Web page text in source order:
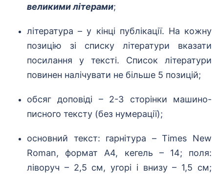
великими літерами;
література – у кінці публікації. На кожну
позицію зі списку літератури вказати
посилання у тексті. Список літератури
повинен налічувати не більше 5 позицій;
обсяг доповіді – 2-3 сторінки машино-
писного тексту (без нумерації);
основний текст: гарнітура – Times New
Roman, формат А4, кегель – 14; поля:
ліворуч – 2,5 см, угорі і внизу – 1,5 см;